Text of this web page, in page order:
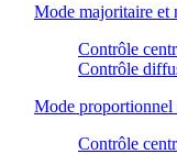
Mode majoritaire et
Contrôle
Contrôle
Mode proportionnel
Contrôle